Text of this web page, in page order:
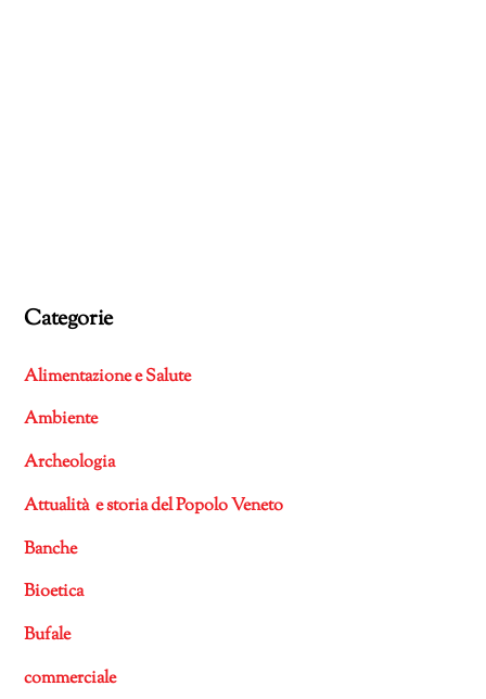
Categorie
Alimentazione e Salute
Ambiente
Archeologia
Attualità e storia del Popolo Veneto
Banche
Bioetica
Bufale
commerciale